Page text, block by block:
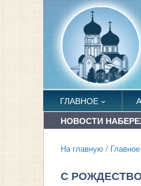
ГЛАВНОЕ
НОВОСТИ
На главную / Главное
С